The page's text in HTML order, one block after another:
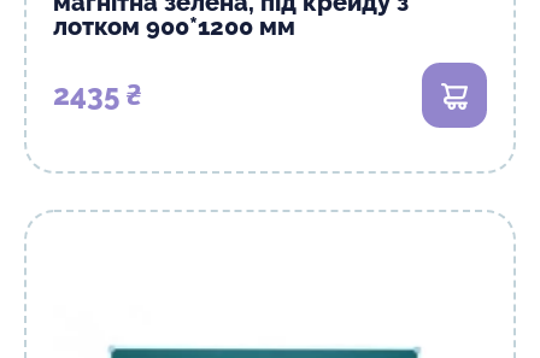
лотком 900*1200 мм
2435 ₴